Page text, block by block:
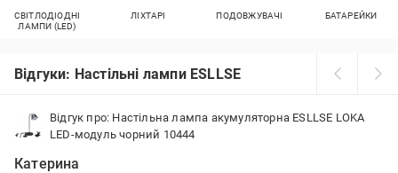
СВІТЛОДІОДНІ
ЛАМПИ (LED)
ЛІХТАРІ ПОДОВЖУВАЧІ БАТАРЕЙКИ
Відгуки: Настільні лампи ESLLSE
Відгук про: Настільна лампа акумуляторна ESLLSE LOKA
LED-модуль чорний 10444
Катерина